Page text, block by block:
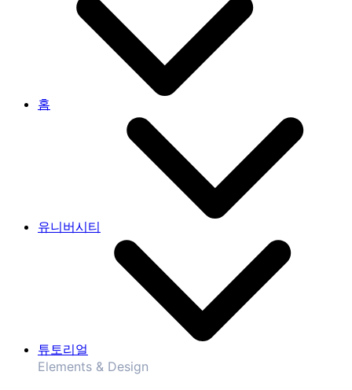
홈
유니버시티
튜토리얼
Elements & Design